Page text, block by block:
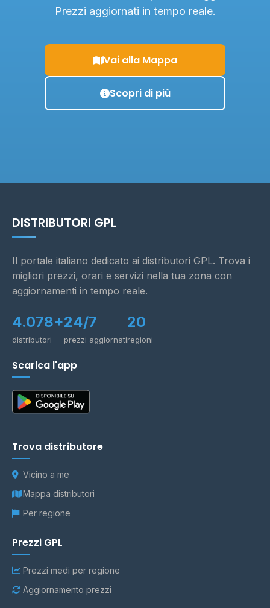
Prezzi aggiornati in tempo reale.
Vai alla Mappa
Scopri di più
DISTRIBUTORI GPL
Il portale italiano dedicato ai distributori GPL. Trova i
migliori prezzi, orari e servizi nella tua zona con
aggiornamenti in tempo reale.
4.078+
distributori
24/7
prezzi aggiornati
20
regioni
Scarica l'app
Trova distributore
Vicino a me
Mappa distributori
Per regione
Prezzi GPL
Prezzi medi per regione
Aggiornamento prezzi